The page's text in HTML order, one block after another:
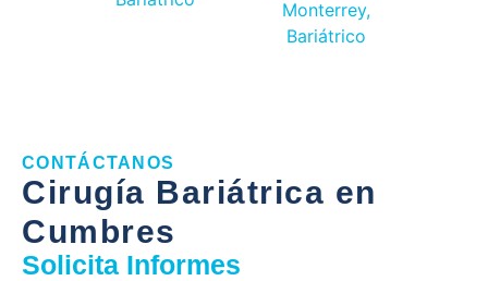
CONTÁCTANOS
Cirugía Bariátrica en
Cumbres
Solicita Informes